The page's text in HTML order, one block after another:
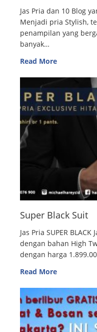
Jas Pria dan 10 Blog
Menjadi pria Stylish,
penampilan yang
banyak…
Read More
Super Black Suit
Jas Pria SUPER
dengan bahan High
dengan harga
Read More